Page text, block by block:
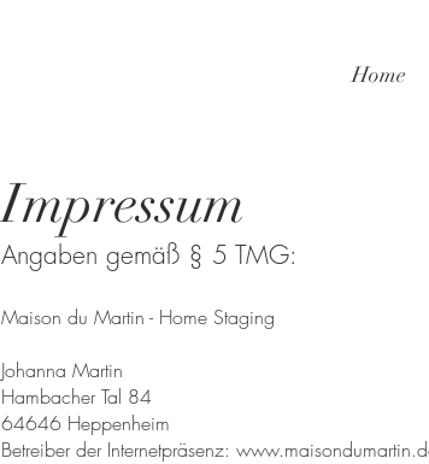
Home
Impressum
Angaben gemäß § 5 TMG:
Maison du Martin - Home Staging
Johanna Martin
Hambacher Tal 84
64646 Heppenheim
Betreiber der Internetpräsenz: